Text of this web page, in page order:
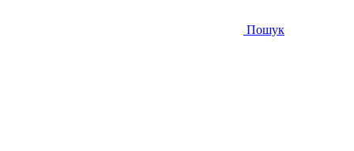
Пошук